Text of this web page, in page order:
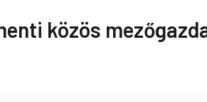
közös